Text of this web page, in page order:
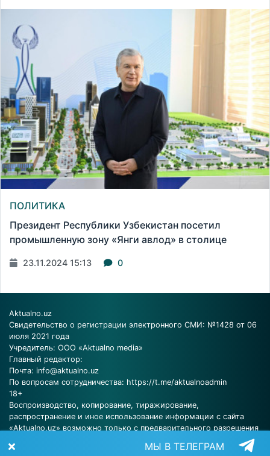
ПОЛИТИКА
Президент Республики Узбекистан посетил
промышленную зону «Янги авлод» в столице
23.11.2024 15:13 0
Aktualno.uz
Свидетельство о регистрации электронного СМИ: №1428 от 06
июля 2021 года
Учредитель: ООО «Aktualno media»
Главный редактор:
Почта: info@aktualno.uz
По вопросам сотрудничества: https://t.me/aktualnoadmin
18+
Воспроизводство, копирование, тиражирование,
распространение и иное использование информации с сайта
«Aktualno.uz» возможно только с предварительного разрешения
МЫ В ТЕЛЕГРАМ